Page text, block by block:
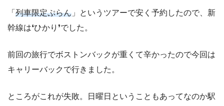
「 列車限定ぷらん 」というツアーで安く予約したので、新
幹線は❛ひかり❜でした。
前回の旅行でボストンバックが重くて辛かったので今回は
キャリーバックで行きました。
ところがこれが失敗。日曜日ということもあってなのか駅